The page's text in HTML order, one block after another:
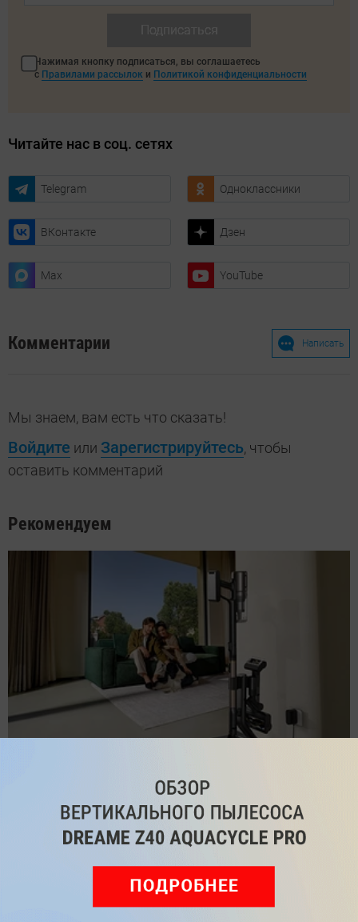
Нажимая кнопку подписаться, вы соглашаетесь
с Правилами рассылок и Политикой конфиденциальности
Читайте нас в соц. сетях
Telegram Одноклассники
ВКонтакте Дзен
Max YouTube
Комментарии Написать
Мы знаем, вам есть что сказать!
Войдите или Зарегистрируйтесь, чтобы
оставить комментарий
Рекомендуем
Обзор вертикального пылесоса Dreame Z40 AquaCycle
Pro: гибкий подход к уборке